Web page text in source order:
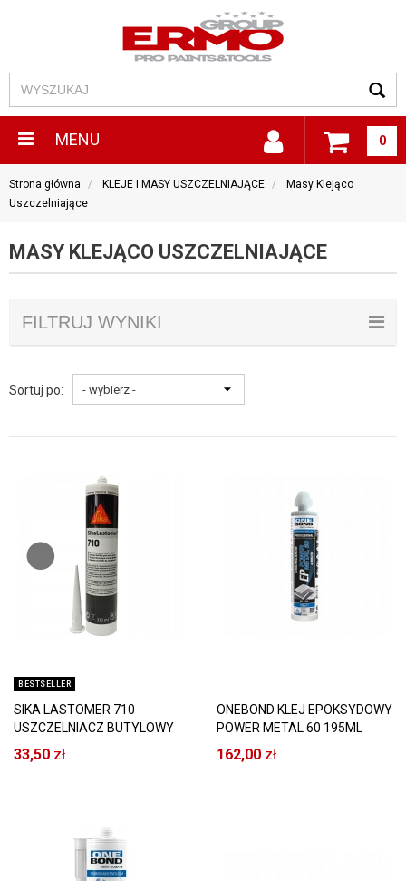
MENU 0
Strona główna KLEJE I MASY USZCZELNIAJĄCE
Masy Klejąco
Uszczelniające
MASY KLEJĄCO USZCZELNIAJĄCE
FILTRUJ WYNIKI
Sortuj po:
BESTSELLER
SIKA LASTOMER 710
USZCZELNIACZ BUTYLOWY
SZARY 300ML
33,50 zł
ONEBOND KLEJ EPOKSYDOWY
POWER METAL 60 195ML
162,00 zł